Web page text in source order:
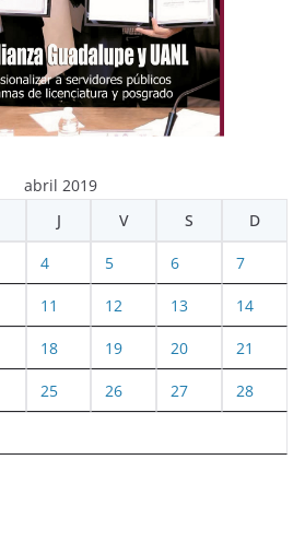
abril 2019
J V S D
4 5 6 7
11 12 13 14
18 19 20 21
25 26 27 28